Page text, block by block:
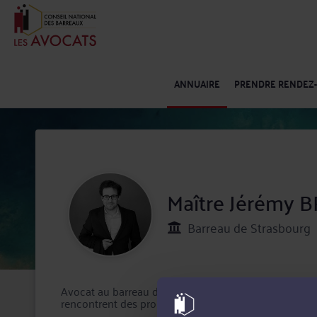
ANNUAIRE PRENDRE
Maître Jérémy
Barreau de Strasbourg
Avocat au barreau de Strasbourg, Me BRZENCZEK
rencontrent des problématiques en droit administratif.